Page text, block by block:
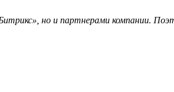
но и партнерами компании.